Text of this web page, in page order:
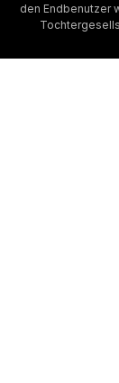
den Endbenutzer